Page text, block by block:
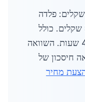
פלדה
4,500 שקלים לטון, משלוח 500 שקלים. כולל
מע"מ ומפרט טכני. אישור תוך 48 שעות. השוואה
חיסכון של
מחיר